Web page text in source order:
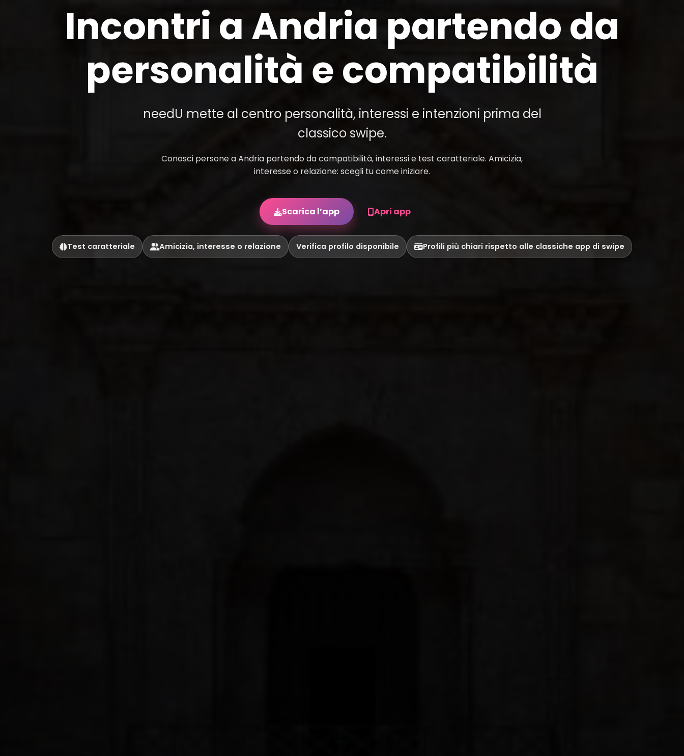
Incontri a Andria partendo da
personalità e compatibilità
needU mette al centro personalità, interessi e intenzioni prima del
classico swipe.
Conosci persone a Andria partendo da compatibilità, interessi e test caratteriale. Amicizia,
interesse o relazione: scegli tu come iniziare.
Scarica l’app Apri app
Test caratteriale Amicizia, interesse o relazione Verifica profilo disponibile Profili più chiari rispetto alle classiche app di swipe